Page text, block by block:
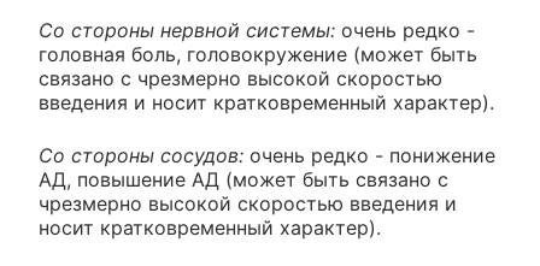
Со стороны нервной системы: очень редко -
головная боль, головокружение (может быть
связано с чрезмерно высокой скоростью
введения и носит кратковременный характер).
Со стороны сосудов: очень редко - понижение
АД, повышение АД (может быть связано с
чрезмерно высокой скоростью введения и
носит кратковременный характер).